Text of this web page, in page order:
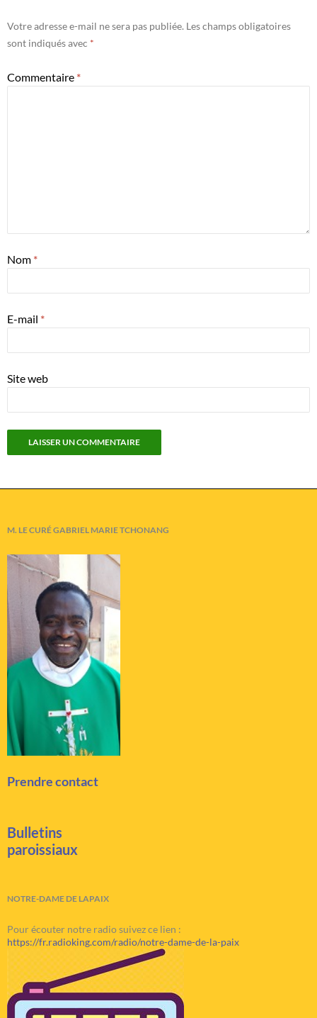
Votre adresse e-mail ne sera pas publiée. Les champs obligatoires
sont indiqués avec *
Commentaire *
Nom *
E-mail *
Site web
M. LE CURÉ GABRIEL MARIE TCHONANG
Prendre contact
Bulletins
paroissiaux
NOTRE-DAME DE LAPAIX
Pour écouter notre radio suivez ce lien :
https://fr.radioking.com/radio/notre-dame-de-la-paix